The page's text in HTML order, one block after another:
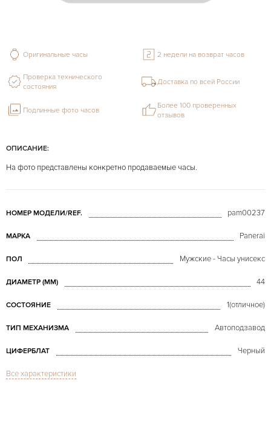
ОПИСАНИЕ:
На фото представлены конкретно продаваемые часы.
НОМЕР МОДЕЛИ/REF. pam00237
МАРКА Panerai
ПОЛ Мужские - Часы унисекс
ДИАМЕТР (MM) 44
СОСТОЯНИЕ 1(отличное)
ТИП МЕХАНИЗМА Автоподзавод
ЦИФЕРБЛАТ Черный
СТЕКЛО
Все характеристики
Оригинальные часы 2 недели на возврат часов
Проверка технического
состояния
Доставка по всей России
Подлинные фото часов
Более 100 проверенных
отзывов